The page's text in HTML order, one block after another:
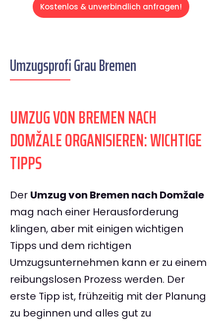
Kostenlos & unverbindlich anfragen!
Umzugsprofi Grau Bremen
UMZUG VON BREMEN NACH
DOMŽALE ORGANISIEREN: WICHTIGE
TIPPS
Der Umzug von Bremen nach Domžale
mag nach einer Herausforderung
klingen, aber mit einigen wichtigen
Tipps und dem richtigen
Umzugsunternehmen kann er zu einem
reibungslosen Prozess werden. Der
erste Tipp ist, frühzeitig mit der Planung
zu beginnen und alles gut zu